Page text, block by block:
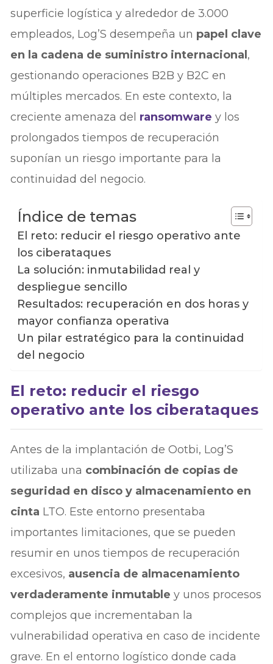
superficie logística y alrededor de 3.000
empleados, Log’S desempeña un papel clave
en la cadena de suministro internacional ,
gestionando operaciones B2B y B2C en
múltiples mercados. En este contexto, la
creciente amenaza del ransomwarey los
prolongados tiempos de recuperación
suponían un riesgo importante para la
continuidad del negocio.
Índice de temas
El reto: reducir el riesgo operativo ante
los ciberataques
La solución: inmutabilidad real y
despliegue sencillo
Resultados: recuperación en dos horas y
mayor confianza operativa
Un pilar estratégico para la continuidad
del negocio
El reto: reducir el riesgo
operativo ante los ciberataques
Antes de la implantación de Ootbi, Log’S
utilizaba una combinación de copias de
seguridad en disco y almacenamiento en
cinta LTO. Este entorno presentaba
importantes limitaciones, que se pueden
resumir en unos tiempos de recuperación
excesivos, ausencia de almacenamiento
verdaderamente inmutable y unos procesos
complejos que incrementaban la
vulnerabilidad operativa en caso de incidente
grave. En el entorno logístico donde cada